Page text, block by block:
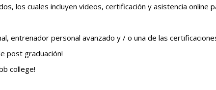
los cuales incluyen videos, certificación y asistencia
entrenador personal avanzado y / o una de las
post graduación!
college!